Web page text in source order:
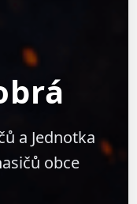
a Jednotka
obce